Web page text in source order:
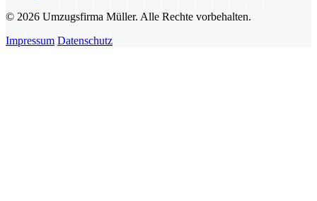
© 2026 Umzugsfirma Müller. Alle Rechte vorbehalten.
Impressum Datenschutz